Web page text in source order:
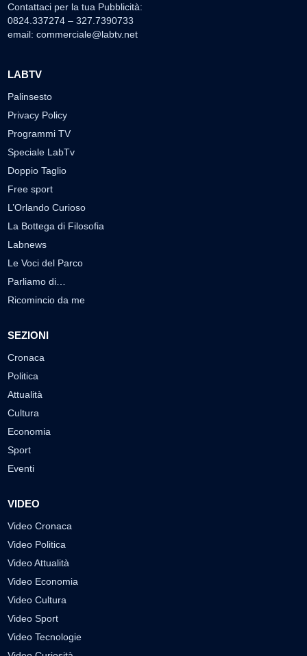
Contattaci per la tua Pubblicità:
0824.337274 – 327.7390733
email: commerciale@labtv.net
LABTV
Palinsesto
Privacy Policy
Programmi TV
Speciale LabTv
Doppio Taglio
Free sport
L’Orlando Curioso
La Bottega di Filosofia
Labnews
Le Voci del Parco
Parliamo di…
Ricomincio da me
SEZIONI
Cronaca
Politica
Attualità
Cultura
Economia
Sport
Eventi
VIDEO
Video Cronaca
Video Politica
Video Attualità
Video Economia
Video Cultura
Video Sport
Video Tecnologie